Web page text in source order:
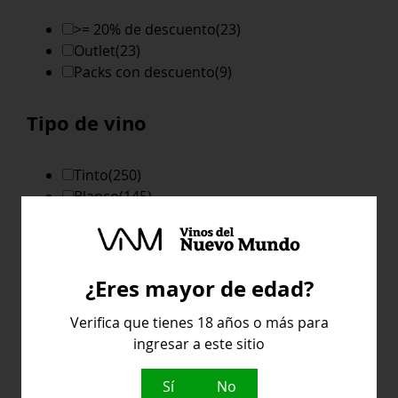
>= 20% de descuento(23)
Outlet(23)
Packs con descuento(9)
Tipo de vino
Tinto(250)
Blanco(145)
Espumoso(14)
Rosado(12)
¿Eres mayor de edad?
Verifica que tienes 18 años o más para
ingresar a este sitio
Sí No